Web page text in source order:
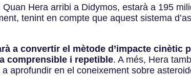
Hera arribi a Didymos, estarà a 195
tenint en compte que aquest sistema
a convertir el mètode d’impacte cinètic
comprensible i repetible. A més, Hera
aprofundir en el coneixement sobre